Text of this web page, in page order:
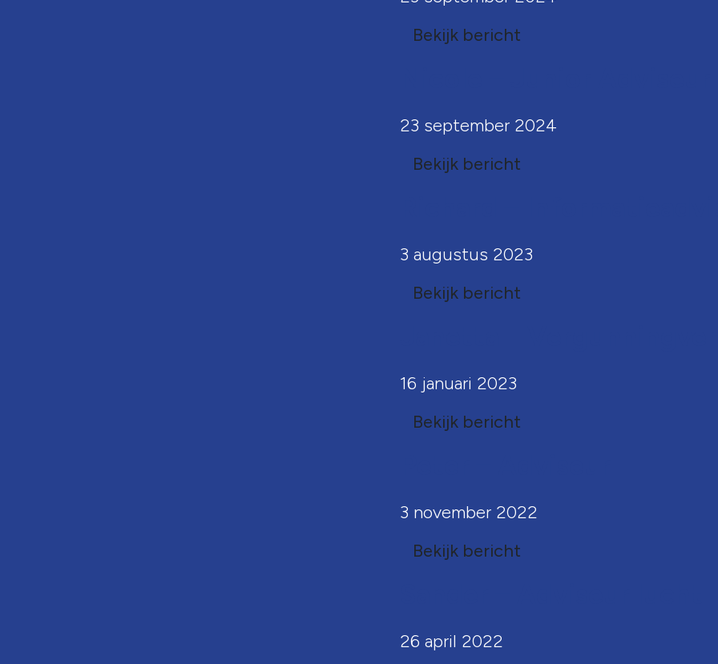
Bekijk bericht
23 september 2024
Bekijk bericht
3 augustus 2023
Bekijk bericht
16 januari 2023
Bekijk bericht
3 november 2022
Bekijk bericht
26 april 2022